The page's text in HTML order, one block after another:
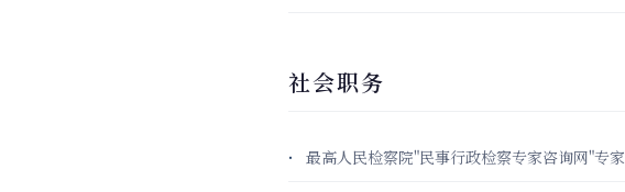
社会职务
最高人民检察院"民事行政检察专家咨询网"专家